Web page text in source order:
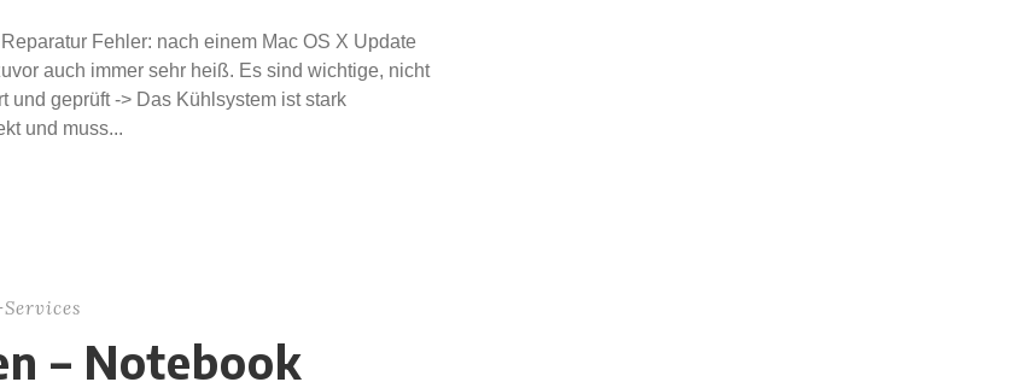
Fehler: nach einem Mac OS X Update
auch immer sehr heiß. Es sind wichtige, nicht
und geprüft -> Das Kühlsystem ist stark
und muss...
– Notebook